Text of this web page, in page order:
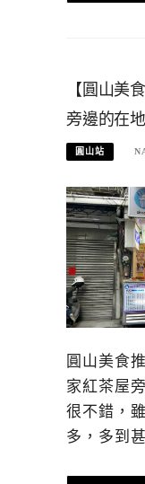
【圓山美
旁邊的在
圓山站
圓山美食
家紅茶屋
很不錯，
多，多到